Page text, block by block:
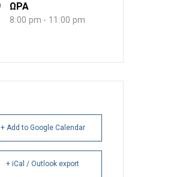
ΩΡΑ
8:00 pm - 11:00 pm
+ Add to Google Calendar
+ iCal / Outlook export